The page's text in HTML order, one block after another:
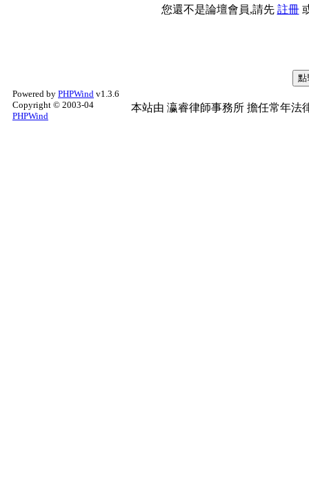
您還不是論壇會員,請先 註冊
Powered by PHPWind v1.3.6
Copyright © 2003-04
PHPWind
本站由 瀛睿律師事務所 擔任常年法